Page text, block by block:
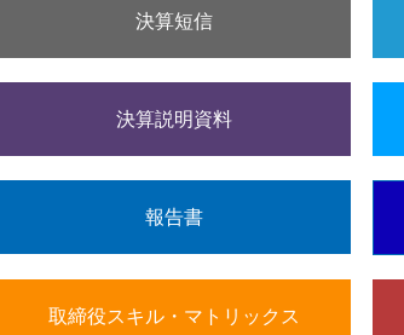
決算短信
決算説明資料
報告書
取締役スキル・マトリックス